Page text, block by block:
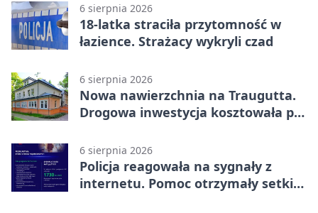
6 sierpnia 2026
18-latka straciła przytomność w
łazience. Strażacy wykryli czad
6 sierpnia 2026
Nowa nawierzchnia na Traugutta.
Drogowa inwestycja kosztowała pół
6 sierpnia 2026
Policja reagowała na sygnały z
internetu. Pomoc otrzymały setki